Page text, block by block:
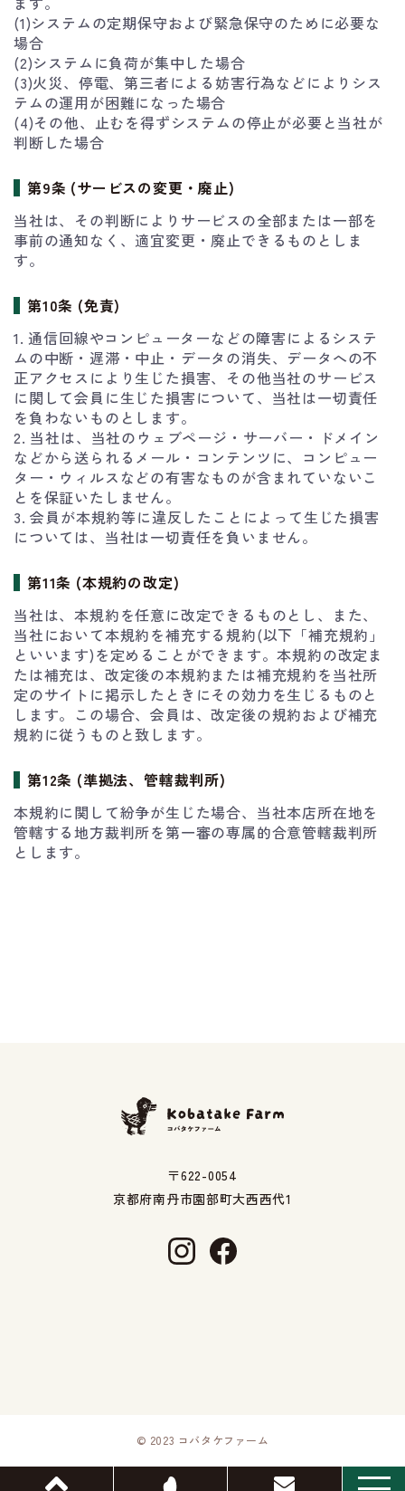
(1)システムの定期保守および緊急保守のために必要な
場合
(2)システムに負荷が集中した場合
(3)火災、停電、第三者による妨害行為などによりシス
テムの運用が困難になった場合
(4)その他、止むを得ずシステムの停止が必要と当社が
判断した場合
第9条 (サービスの変更・廃止)
当社は、その判断によりサービスの全部または一部を
事前の通知なく、適宜変更・廃止できるものとしま
す。
第10条 (免責)
1. 通信回線やコンピューターなどの障害によるシステ
ムの中断・遅滞・中止・データの消失、データへの不
正アクセスにより生じた損害、その他当社のサービス
に関して会員に生じた損害について、当社は一切責任
を負わないものとします。
2. 当社は、当社のウェブページ・サーバー・ドメイン
などから送られるメール・コンテンツに、コンピュー
ター・ウィルスなどの有害なものが含まれていないこ
とを保証いたしません。
3. 会員が本規約等に違反したことによって生じた損害
については、当社は一切責任を負いません。
第11条 (本規約の改定)
当社は、本規約を任意に改定できるものとし、また、
当社において本規約を補充する規約(以下「補充規約」
といいます)を定めることができます。本規約の改定ま
たは補充は、改定後の本規約または補充規約を当社所
定のサイトに掲示したときにその効力を生じるものと
します。この場合、会員は、改定後の規約および補充
規約に従うものと致します。
第12条 (準拠法、管轄裁判所)
本規約に関して紛争が生じた場合、当社本店所在地を
管轄する地方裁判所を第一審の専属的合意管轄裁判所
とします。
〒622-0054
京都府南丹市園部町大西西代1
© 2023 コバタケファーム